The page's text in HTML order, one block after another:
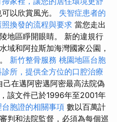
以欣賞風光。 失智症患者的
照換發的流程與要求 當您走出
地區睜開眼睛。 新的違規行
域和阿拉斯加海灣國家公園，
新竹整骨服務 桃園地區台胞
診所，提供全方位的口腔治療
在邁阿密邁阿密最高法院偽
該文件已於1996年至2001年
台胞證的相關事項 數以百萬計
判和法院監督，必須為每個巡